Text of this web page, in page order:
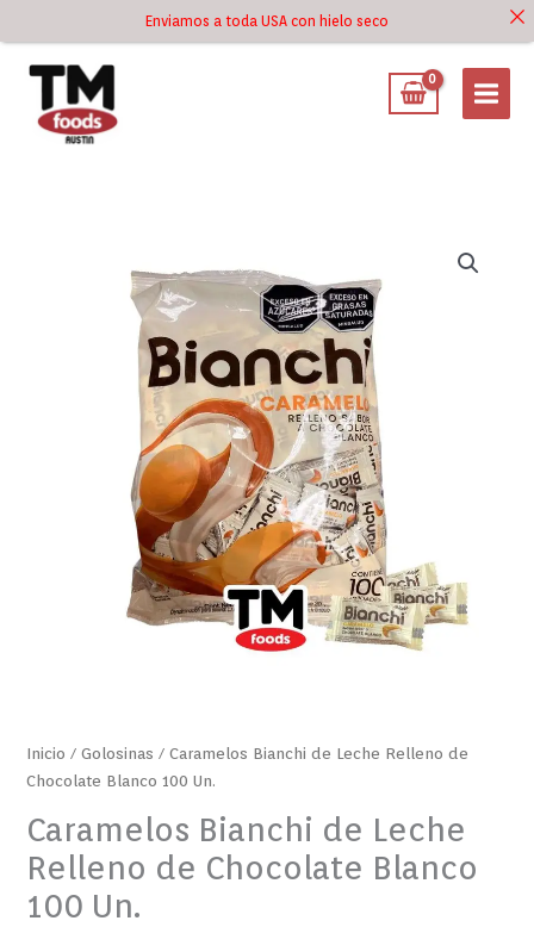
Enviamos a toda USA con hielo seco
al
contenido
Inicio /Golosinas / Caramelos Bianchi de Leche Relleno de
Chocolate Blanco 100 Un.
Caramelos Bianchi de Leche
Relleno de Chocolate Blanco
100 Un.